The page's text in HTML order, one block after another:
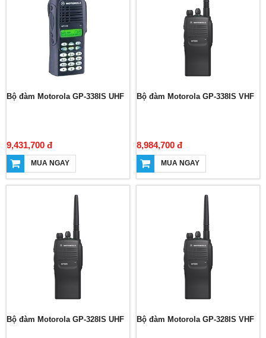
Bộ đàm Motorola GP-338IS UHF
9,431,700 đ
MUA NGAY
Bộ đàm Motorola GP-338IS VHF
8,984,700 đ
MUA NGAY
Bộ đàm Motorola GP-328IS UHF Bộ đàm Motorola GP-328IS VHF